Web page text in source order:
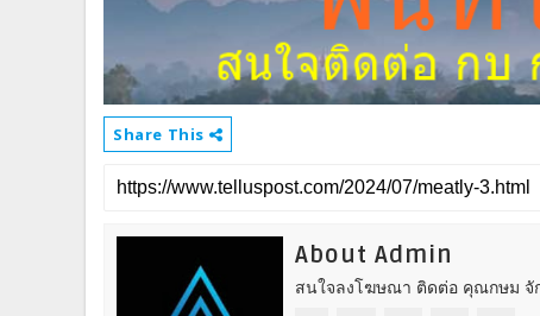
Share This
About Admin
สนใจลงโฆษณา ติดต่อ คุณกษม จั